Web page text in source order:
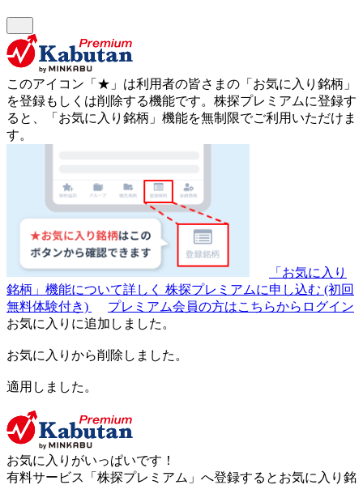
このアイコン 「★」 は利用者の皆さまの 「お気に入り銘柄」
を登録もしくは削除する機能です。 株探プレミアムに登録す
ると、「お気に入り銘柄」機能を無制限でご利用いただけま
す。
「お気に入り
銘柄」機能について詳しく 株探プレミアムに申し込む (初回
無料体験付き)
プレミアム会員の方はこちらからログイン
お気に入りに追加しました。
お気に入りから削除しました。
適用しました。
お気に入りがいっぱいです！
有料サービス「株探プレミアム」へ登録するとお気に入り銘